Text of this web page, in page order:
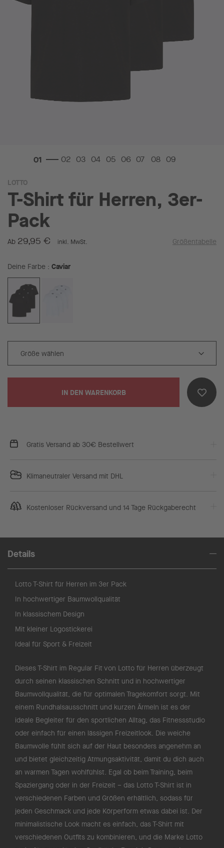
Anfang
der
Bildgalerie
springen
LOTTO
T-Shirt für Herren, 3er-
Pack
Ab 29,95 € inkl. MwSt. Größentabelle
Deine Farbe Caviar
IN DEN WARENKORB
Gratis Versand ab 30€ Bestellwert
Klimaneutraler Versand mit DHL
Kostenloser Rückversand und 14 Tage Rückgaberecht
Details
Lotto T-Shirt für Herren im 3er Pack
In hochwertiger Baumwollqualität
In klassischem Design
Mit kleiner Logostickerei
Ideal für Sport & Freizeit
Dieses T-Shirt im Regular Fit von Lotto für Herren überzeugt
durch seinen klassischen Schnitt und in hochwertiger
Baumwollqualität, die für optimalen Tragekomfort sorgt. Mit
einem Rundhalsausschnitt und kurzen Ärmeln ist es der
ideale Begleiter für den sportlichen Alltag, das Fitnessstudio
oder einfach für einen lässigen Freizeitlook. Die weiche
Baumwolle fühlt sich auf der Haut besonders angenehm an
und bietet gleichzeitig Atmungsaktivität, damit du dich auch
an warmen Tagen wohlfühlst. Egal ob beim Training, beim
Spaziergang oder in der Freizeit – das Lotto T-Shirt ist in
verschiedenen Farben und Größen erhältlich, sodass für
jeden Geschmack und jede Körperform etwas dabei ist. Der
minimalistische Look macht es einfach, das T-Shirt mit
verschiedenen Outfits zu kombinieren, und die Marke Lotto